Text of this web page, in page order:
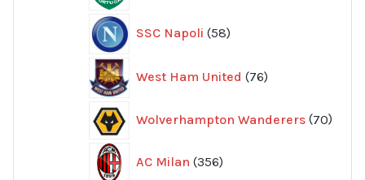
SSC Napoli 58
produkter
West Ham United 76
produkter
Wolverhampton Wanderers 70
AC Milan 356
produkter